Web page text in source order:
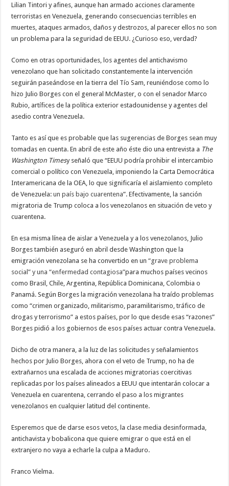
Lilian Tintori y afines, aunque han armado acciones claramente
terroristas en Venezuela, generando consecuencias terribles en
muertes, ataques armados, daños y destrozos, al parecer ellos no son
un problema para la seguridad de EEUU. ¿Curioso eso, verdad?
Como en otras oportunidades, los agentes del antichavismo
venezolano que han solicitado constantemente la intervención
seguirán paseándose en la tierra del Tío Sam, reuniéndose como lo
hizo Julio Borges con el general McMaster, o con el senador Marco
Rubio, artífices de la política exterior estadounidense y agentes del
asedio contra Venezuela.
Tanto es así que es probable que las sugerencias de Borges sean muy
tomadas en cuenta. En abril de este año éste dio una entrevista a The
Washington Timesy señaló que “EEUU podría prohibir el intercambio
comercial o político con Venezuela, imponiendo la Carta Democrática
Interamericana de la OEA, lo que significaría el aislamiento completo
de Venezuela:un país bajo cuarentena”. Efectivamente, la sanción
migratoria de Trump coloca a los venezolanos en situación de veto y
cuarentena.
En esa misma línea de aislar a Venezuela y a los venezolanos, Julio
Borges también aseguró en abril desde Washington que la
emigración venezolana se ha convertido en un“grave problema
social” y una “enfermedad contagiosa”para muchos países vecinos
como Brasil, Chile, Argentina, República Dominicana, Colombia o
Panamá. Según Borges la migración venezolana ha traído problemas
como “crimen organizado, militarismo, paramilitarismo, tráfico de
drogas y terrorismo” a estos países, por lo que desde esas “razones”
Borges pidió a los gobiernos de esos países actuar contra Venezuela.
Dicho de otra manera, a la luz de las solicitudes y señalamientos
hechos por Julio Borges, ahora con el veto de Trump, no ha de
extrañarnos una escalada de acciones migratorias coercitivas
replicadas por los países alineados a EEUU que intentarán colocar a
Venezuela en cuarentena, cerrando el paso a los migrantes
venezolanos en cualquier latitud del continente.
Esperemos que de darse esos vetos, la clase media desinformada,
antichavista y bobalicona que quiere emigrar o que está en el
extranjero no vaya a echarle la culpa a Maduro.
Franco Vielma.